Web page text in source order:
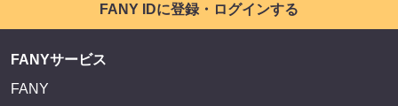
FANY IDに登録・ログインする
FANYサービス
FANY